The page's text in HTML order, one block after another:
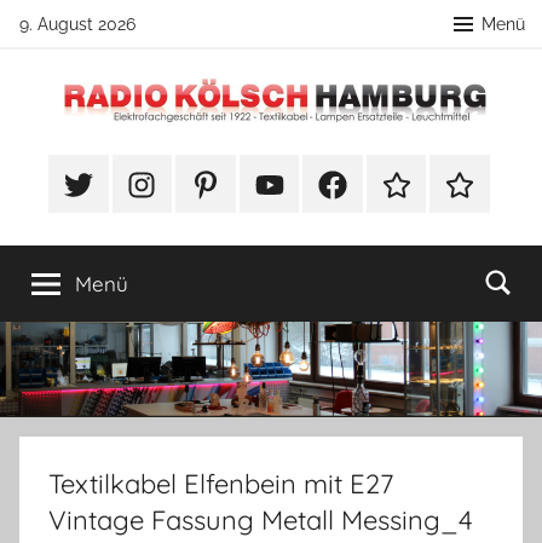
Zum
springen
9. August 2026 Menü
Radio
Hamburg
Lampenbau
#TwitterInstagramPinterestYouTubeFacebookTikTok Webshop
Menü
Textilkabel Elfenbein mit E27
Vintage Fassung Metall Messing_4